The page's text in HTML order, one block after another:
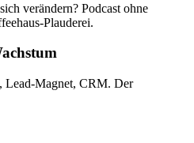
verändern? Podcast ohne
Plauderei.
Lead-Magnet, CRM. Der